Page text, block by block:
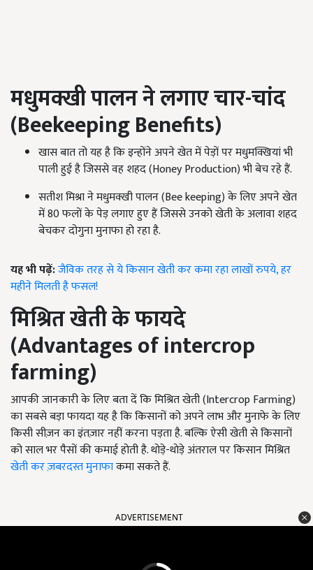
मधुमक्खी पालन ने लगाए चार-चांद
(Beekeeping Benefits)
खास बात तो यह है कि इन्होंने अपने खेत में पेड़ों पर मधुमक्खियां भी
पाली हुई है जिससे वह शहद (Honey Production) भी बेच रहे हैं.
सतीश मिश्रा ने मधुमक्खी पालन (Bee keeping) के लिए अपने खेत
में 80 फलों के पेड़ लगाए हुए हैं जिससे उनको खेती के अलावा शहद
बेचकर दोगुना मुनाफा हो रहा है.
यह भी पढ़ें:जैविक तरह से ये किसान खेती कर कमा रहा लाखों रुपये, हर
महीने मिलती है फसल!
मिश्रित खेती के फायदे
(Advantages of intercrop
farming)
आपकी जानकारी के लिए बता दें कि मिश्रित खेती (Intercrop Farming)
का सबसे बड़ा फायदा यह है कि किसानों को अपने लाभ और मुनाफे के लिए
किसी सीज़न का इंतज़ार नहीं करना पड़ता है. बल्कि ऐसी खेती से किसानों
को साल भर पैसों की कमाई होती है. थोड़े-थोड़े अंतराल पर किसान मिश्रित
खेती कर ज़बरदस्त मुनाफाकमा सकते हैं.
ADVERTISEMENT